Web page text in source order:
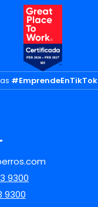
#EmprendeEnTikTok
9300
9300